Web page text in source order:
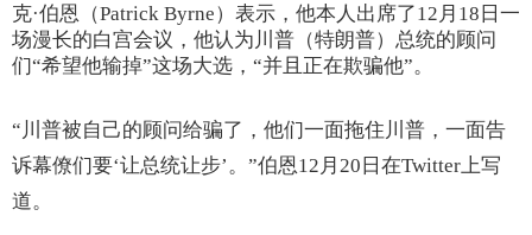
克·伯恩（Patrick Byrne）表示，他本人出席了12月18日一
场漫长的白宫会议，他认为川普（特朗普）总统的顾问
们“希望他输掉”这场大选，“并且正在欺骗他”。
“川普被自己的顾问给骗了，他们一面拖住川普，一面告
诉幕僚们要‘让总统让步’。”伯恩12月20日在Twitter上写
道。